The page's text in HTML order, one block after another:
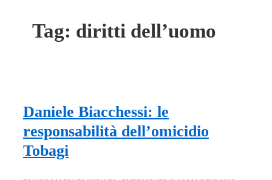
Tag: diritti dell’uomo
Daniele Biacchessi: le
responsabilità dell’omicidio
Tobagi